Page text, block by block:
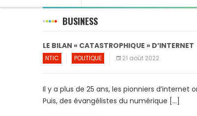
BUSINESS
LE BILAN « CATASTROPHIQUE » D’INTERNET
NTIC POLITIQUE 21 août 2022
Il y a plus de 25 ans, les pionniers
Puis, des évangélistes du numérique […]